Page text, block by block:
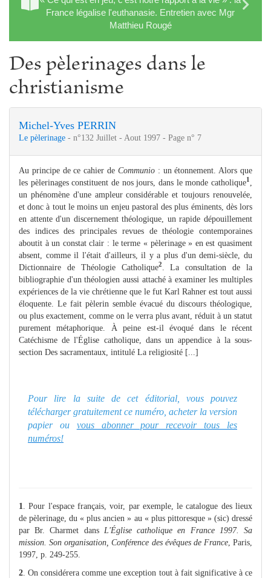
France légalise l'euthanasie. Entretien avec Mgr
Matthieu Rougé
Des pèlerinages dans le
christianisme
Michel-Yves PERRIN
Le pèlerinage - n°132 Juillet - Aout 1997 - Page n° 7
Au principe de ce cahier de Communio : un étonnement. Alors que
les pèlerinages constituent de nos jours, dans le monde catholique1
un phénomène d'une ampleur considérable et toujours renouvelée,
et donc à tout le moins un enjeu pastoral des plus éminents, dès lors
en attente d'un discernement théologique, un rapide dépouillement
des indices des principales revues de théologie contemporaines
aboutit à un constat clair : le terme « pèlerinage » en est quasiment
absent, comme il l'était d'ailleurs, il y a plus d'un demi-siècle, du
Dictionnaire de Théologie Catholique2
. La consultation de la
bibliographie d'un théologien aussi attaché à examiner les multiples
expériences de la vie chrétienne que le fut Karl Rahner est tout aussi
éloquente. Le fait pèlerin semble évacué du discours théologique,
ou plus exactement, comme on le verra plus avant, réduit à un statut
purement métaphorique. À peine est-il évoqué dans le récent
Catéchisme de l'Église catholique, dans un appendice à la sous-
section Des sacramentaux, intitulé La religiosité [...]
Pour lire la suite de cet éditorial, vous pouvez
télécharger gratuitement ce numéro, acheter la version
papier ou vous abonner pour recevoir tous les
numéros!
1
. Pour l'espace français, voir, par exemple, le catalogue des lieux
de pèlerinage, du « plus ancien » au « plus pittoresque » (sic) dressé
par Br. Charmet dans L'Église catholique en France 1997. Sa
mission. Son organisation, Conférence des évêques de France, Paris,
1997, p. 249-255.
2 . On considérera comme une exception tout à fait significative à ce